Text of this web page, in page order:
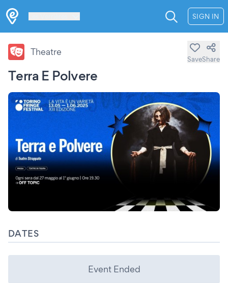
SIGN IN
Terra E Polvere
Theatre
SaveShare
DATES
Event Ended